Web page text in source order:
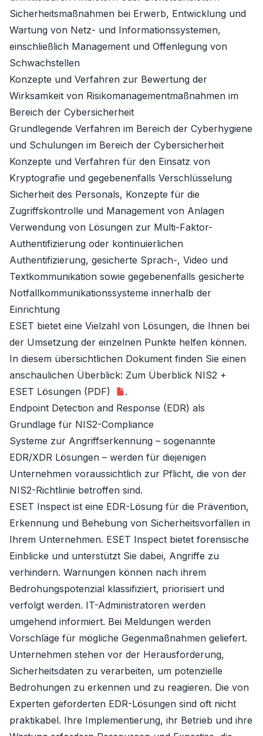
Sicherheitsmaßnahmen bei Erwerb, Entwicklung und
Wartung von Netz- und Informationssystemen,
einschließlich Management und Offenlegung von
Schwachstellen
Konzepte und Verfahren zur Bewertung der
Wirksamkeit von Risikomanagementmaßnahmen im
Bereich der Cybersicherheit
Grundlegende Verfahren im Bereich der Cyberhygiene
und Schulungen im Bereich der Cybersicherheit
Konzepte und Verfahren für den Einsatz von
Kryptografie und gegebenenfalls Verschlüsselung
Sicherheit des Personals, Konzepte für die
Zugriffskontrolle und Management von Anlagen
Verwendung von Lösungen zur Multi-Faktor-
Authentifizierung oder kontinuierlichen
Authentifizierung, gesicherte Sprach-, Video und
Textkommunikation sowie gegebenenfalls gesicherte
Notfallkommunikationssysteme innerhalb der
Einrichtung
ESET bietet eine Vielzahl von Lösungen, die Ihnen bei
der Umsetzung der einzelnen Punkte helfen können.
In diesem übersichtlichen Dokument finden Sie einen
anschaulichen Überblick: Zum Überblick NIS2 +
ESET Lösungen (PDF)
.
Endpoint Detection and Response (EDR) als
Grundlage für NIS2-Compliance
Systeme zur Angriffserkennung – sogenannte
EDR/XDR Lösungen – werden für diejenigen
Unternehmen voraussichtlich zur Pflicht, die von der
NIS2-Richtlinie betroffen sind.
ESET Inspect ist eine EDR-Lösung für die Prävention,
Erkennung und Behebung von Sicherheitsvorfällen in
Ihrem Unternehmen. ESET Inspect bietet forensische
Einblicke und unterstützt Sie dabei, Angriffe zu
verhindern. Warnungen können nach ihrem
Bedrohungspotenzial klassifiziert, priorisiert und
verfolgt werden. IT-Administratoren werden
umgehend informiert. Bei Meldungen werden
Vorschläge für mögliche Gegenmaßnahmen geliefert.
Unternehmen stehen vor der Herausforderung,
Sicherheitsdaten zu verarbeiten, um potenzielle
Bedrohungen zu erkennen und zu reagieren. Die von
Experten geforderten EDR-Lösungen sind oft nicht
praktikabel. Ihre Implementierung, ihr Betrieb und ihre